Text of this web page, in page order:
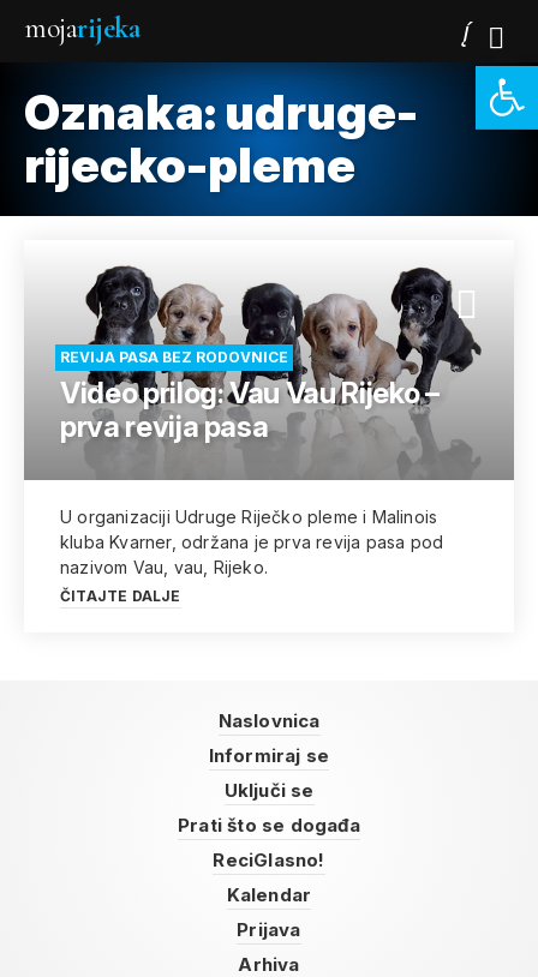
mojarijeka
Oznaka: udruge-
rijecko-pleme
REVIJA PASA BEZ RODOVNICE
Video prilog: Vau Vau Rijeko –
prva revija pasa
U organizaciji Udruge Riječko pleme i Malinois
kluba Kvarner, održana je prva revija pasa pod
nazivom Vau, vau, Rijeko.
ČITAJTE DALJE
Naslovnica
Informiraj se
Uključi se
Prati što se događa
ReciGlasno!
Kalendar
Prijava
Arhiva